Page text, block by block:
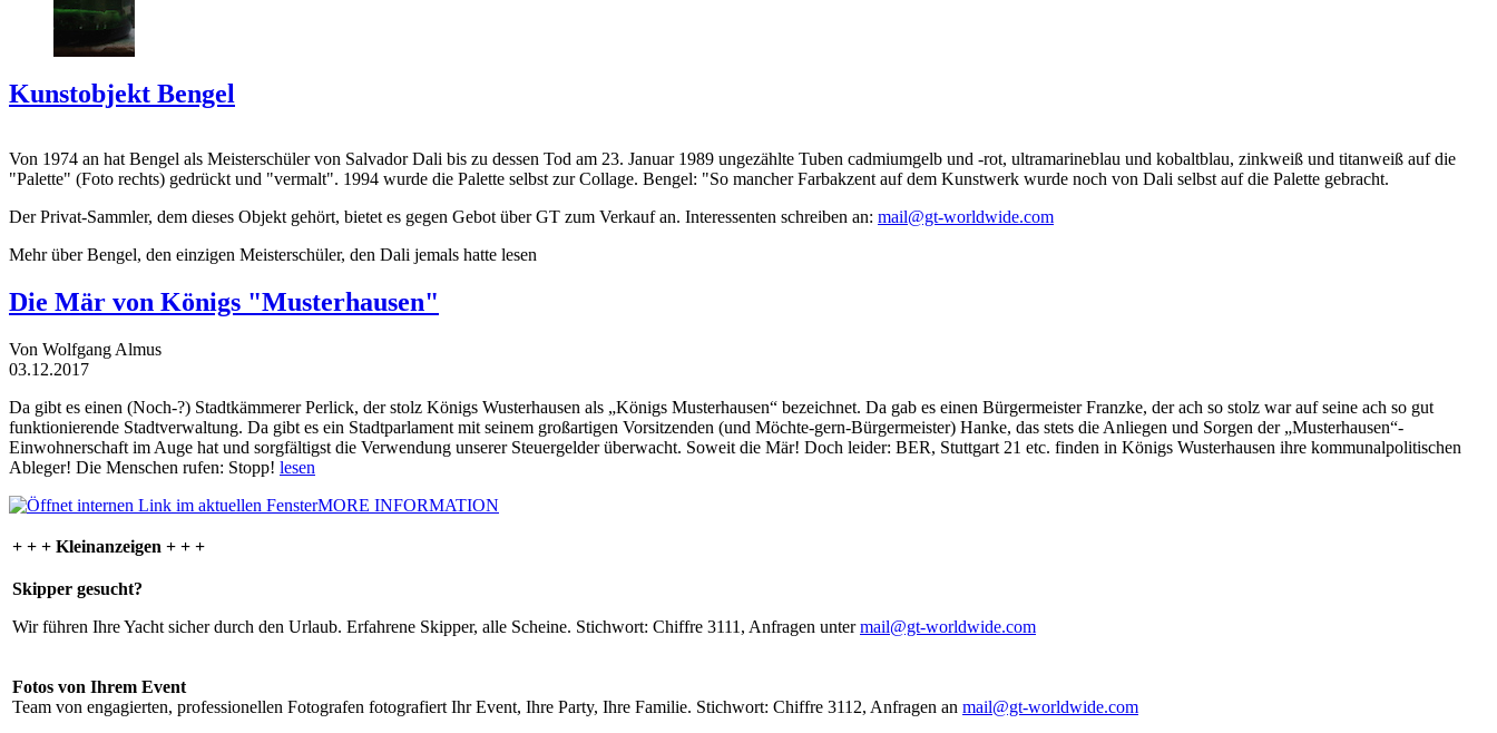
Kunstobjekt Bengel
Von 1974 an hat Bengel als Meisterschüler von Salvador Dali bis zu dessen Tod am 23. Januar 1989 ungezählte Tuben cadmiumgelb und -rot, ultramarineblau und kobaltblau, zinkweiß und titanweiß auf die
"Palette" (Foto rechts) gedrückt und "vermalt". 1994 wurde die Palette selbst zur Collage. Bengel: "So mancher Farbakzent auf dem Kunstwerk wurde noch von Dali selbst auf die Palette gebracht.
Der Privat-Sammler, dem dieses Objekt gehört, bietet es gegen Gebot über GT zum Verkauf an. Interessenten schreiben an: mail@gt-worldwide.com
Mehr über Bengel, den einzigen Meisterschüler, den Dali jemals hatte lesen
Die Mär von Königs "Musterhausen"
Von Wolfgang Almus
03.12.2017
Da gibt es einen (Noch-?) Stadtkämmerer Perlick, der stolz Königs Wusterhausen als „Königs Musterhausen“ bezeichnet. Da gab es einen Bürgermeister Franzke, der ach so stolz war auf seine ach so gut
funktionierende Stadtverwaltung. Da gibt es ein Stadtparlament mit seinem großartigen Vorsitzenden (und Möchte-gern-Bürgermeister) Hanke, das stets die Anliegen und Sorgen der „Musterhausen“-
Einwohnerschaft im Auge hat und sorgfältigst die Verwendung unserer Steuergelder überwacht. Soweit die Mär! Doch leider: BER, Stuttgart 21 etc. finden in Königs Wusterhausen ihre kommunalpolitischen
Ableger! Die Menschen rufen: Stopp! lesen
MORE INFORMATION
+ + + Kleinanzeigen + + +
Skipper gesucht?
Wir führen Ihre Yacht sicher durch den Urlaub. Erfahrene Skipper, alle Scheine. Stichwort: Chiffre 3111, Anfragen untermail@gt-worldwide.com
Fotos von Ihrem Event
Team von engagierten, professionellen Fotografen fotografiert Ihr Event, Ihre Party, Ihre Familie. Stichwort: Chiffre 3112, Anfragen an mail@gt-worldwide.com